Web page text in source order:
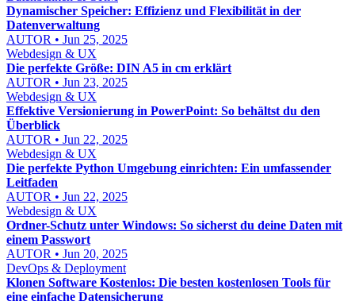
Dynamischer Speicher: Effizienz und Flexibilität in der
Datenverwaltung
AUTOR • Jun 25, 2025
Webdesign & UX
Die perfekte Größe: DIN A5 in cm erklärt
AUTOR • Jun 23, 2025
Webdesign & UX
Effektive Versionierung in PowerPoint: So behältst du den
Überblick
AUTOR • Jun 22, 2025
Webdesign & UX
Die perfekte Python Umgebung einrichten: Ein umfassender
Leitfaden
AUTOR • Jun 22, 2025
Webdesign & UX
Ordner-Schutz unter Windows: So sicherst du deine Daten mit
einem Passwort
AUTOR • Jun 20, 2025
DevOps & Deployment
Klonen Software Kostenlos: Die besten kostenlosen Tools für
eine einfache Datensicherung